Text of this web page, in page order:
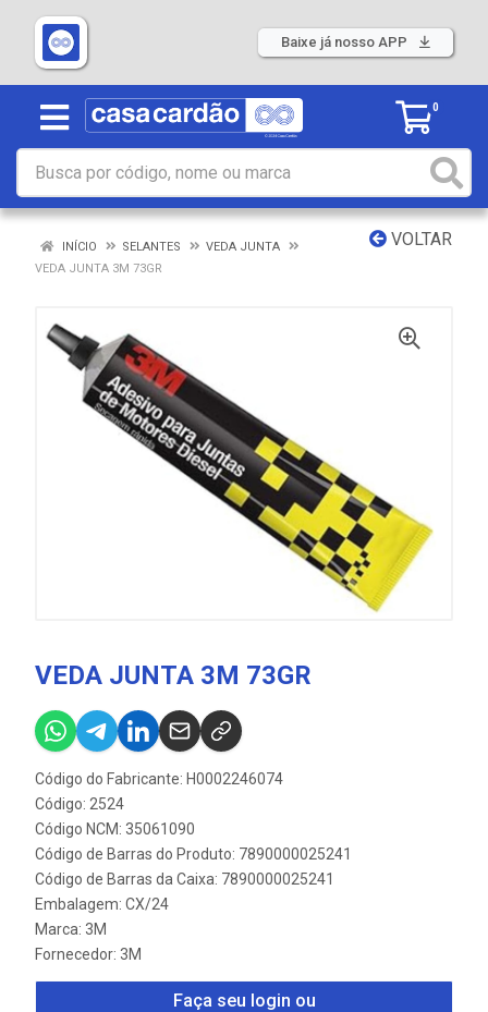
Baixe já nosso APP
0
VOLTAR
INÍCIO SELANTES
VEDA JUNTA
VEDA JUNTA 3M 73GR
VEDA JUNTA 3M 73GR
Código do Fabricante: H0002246074
Código: 2524
Código NCM: 35061090
Código de Barras do Produto: 7890000025241
Código de Barras da Caixa: 7890000025241
Embalagem: CX/24
Marca: 3M
Fornecedor: 3M
Faça seu login ou